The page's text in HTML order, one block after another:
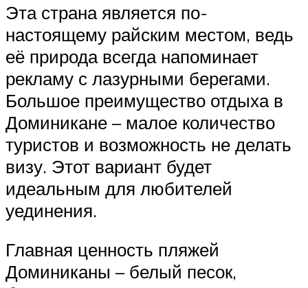
Эта страна является по-
настоящему райским местом, ведь
её природа всегда напоминает
рекламу с лазурными берегами.
Большое преимущество отдыха в
Доминикане – малое количество
туристов и возможность не делать
визу. Этот вариант будет
идеальным для любителей
уединения.
Главная ценность пляжей
Доминиканы – белый песок,